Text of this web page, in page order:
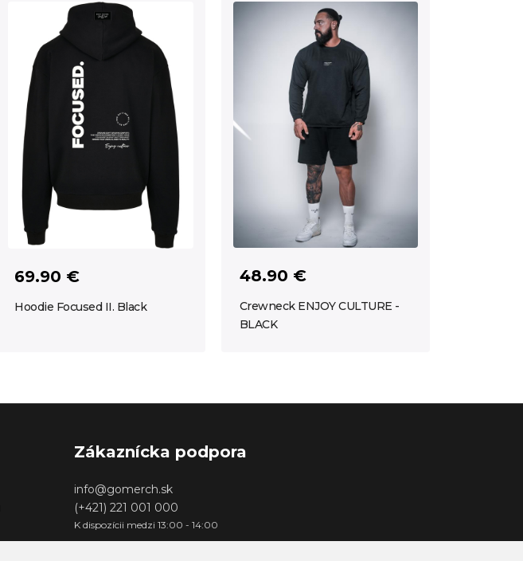
69.90 €
Hoodie Focused II. Black
48.90 €
Crewneck ENJOY CULTURE -
BLACK
Zákaznícka podpora
info@gomerch.sk
(+421) 221 001 000
K dispozícii medzi 13:00 - 14:00